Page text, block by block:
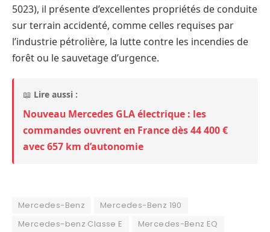
5023), il présente d’excellentes propriétés de conduite
sur terrain accidenté, comme celles requises par
l’industrie pétrolière, la lutte contre les incendies de
forêt ou le sauvetage d’urgence.
📖 Lire aussi :
Nouveau Mercedes GLA électrique : les
commandes ouvrent en France dès 44 400 €
avec 657 km d’autonomie
Mercedes-Benz
Mercedes-Benz 190
Mercedes-benz Classe E
Mercedes-Benz EQ